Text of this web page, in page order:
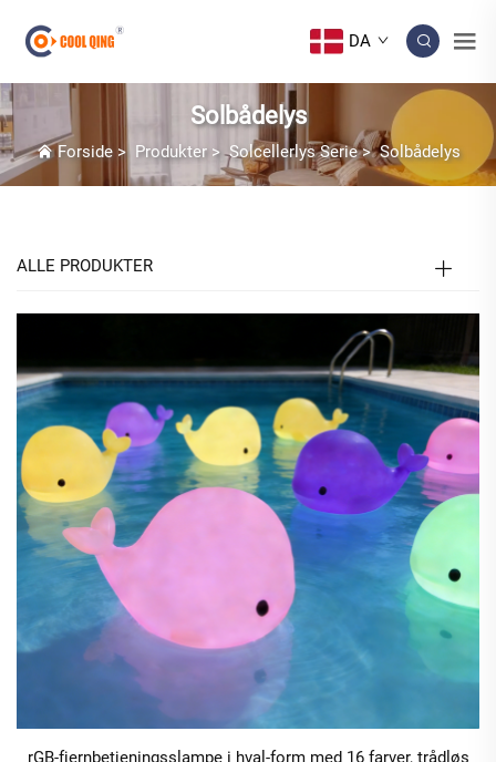
DA
Solbådelys
Forside> Produkter>Solcellerlys Serie>Solbådelys
ALLE PRODUKTER